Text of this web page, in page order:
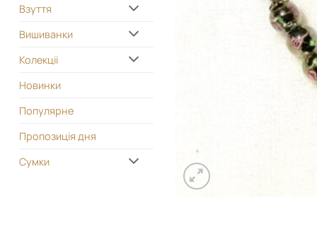
Взуття
Вишиванки
Колекціі
Новинки
Популярне
Пропозиція дня
Сумки